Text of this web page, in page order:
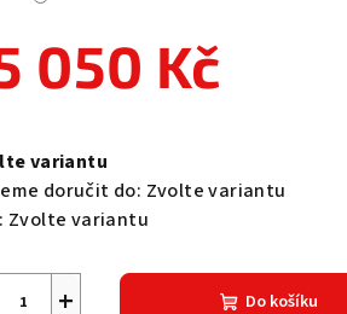
050 Kč
variantu
doručit do: Zvolte variantu
Zvolte variantu
+ Do košíku